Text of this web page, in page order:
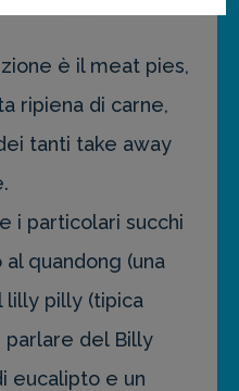
è il meat pies,
ripiena di carne,
tanti take away
i particolari succhi
quandong (una
lilly pilly (tipica
parlare del Billy
eucalipto e un